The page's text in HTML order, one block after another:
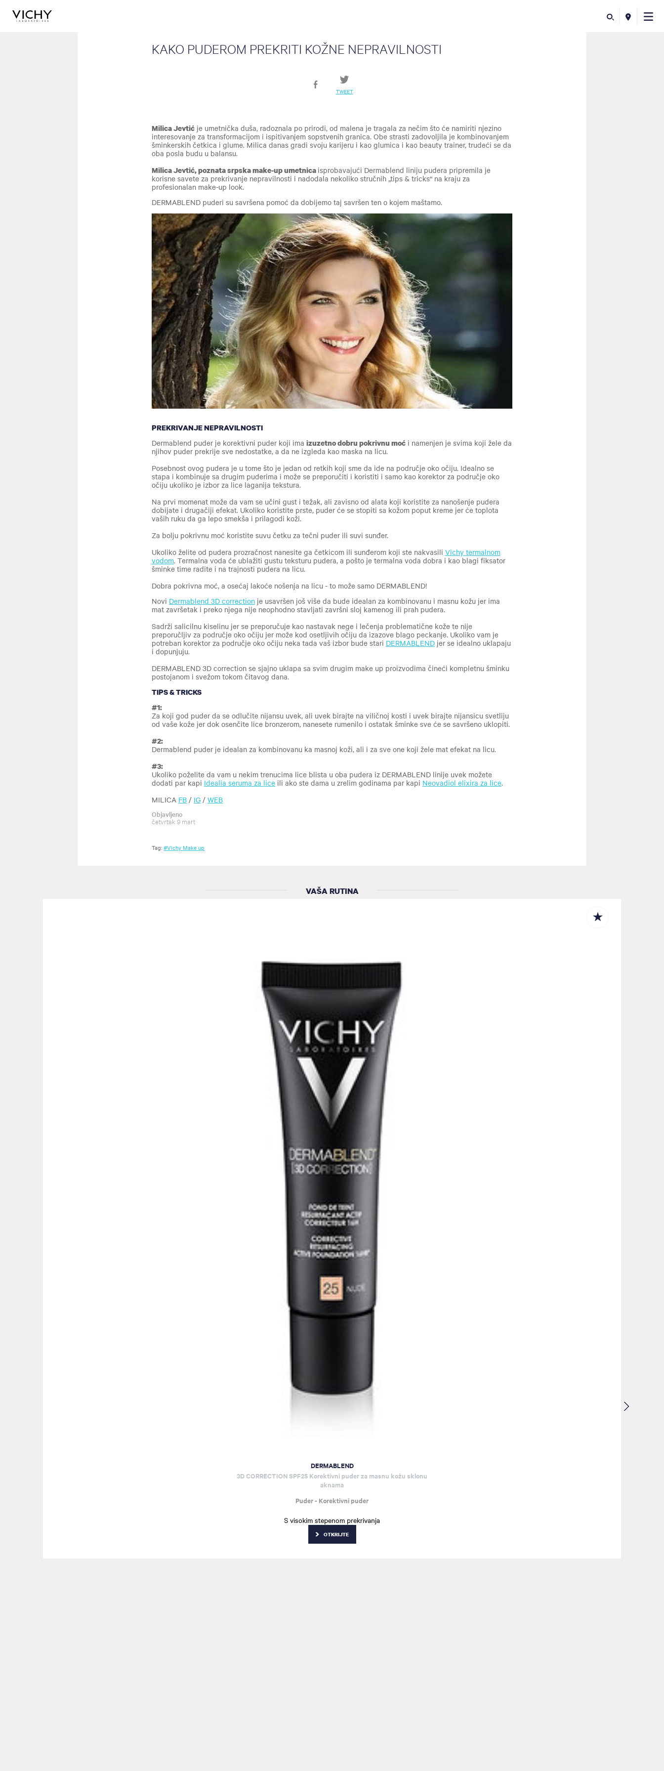
KAKO PUDEROM PREKRITI KOŽNE NEPRAVILNOSTI
TWEET
Milica Jevtić je umetnička duša, radoznala po prirodi, od malena je tragala za nečim što će namiriti njezino
interesovanje za transformacijom i ispitivanjem sopstvenih granica. Obe strasti zadovoljila je kombinovanjem
šminkerskih četkica i glume. Milica danas gradi svoju karijeru i kao glumica i kao beauty trainer, trudeći se da
oba posla budu u balansu.
Milica Jevtić, poznata srpska make-up umetnica isprobavajući Dermablend liniju pudera pripremila je
korisne savete za prekrivanje nepravilnosti i nadodala nekoliko stručnih „tips & tricks“ na kraju za
profesionalan make-up look.
DERMABLEND puderi su savršena pomoć da dobijemo taj savršen ten o kojem maštamo.
44 Milica Jevtić
PREKRIVANJE NEPRAVILNOSTI
Dermablend puder je korektivni puder koji ima izuzetno dobru pokrivnu moć i namenjen je svima koji žele da
njihov puder prekrije sve nedostatke, a da ne izgleda kao maska na licu.
Posebnost ovog pudera je u tome što je jedan od retkih koji sme da ide na područje oko očiju. Idealno se
stapa i kombinuje sa drugim puderima i može se preporučiti i koristiti i samo kao korektor za područje oko
očiju ukoliko je izbor za lice laganija tekstura.
Na prvi momenat može da vam se učini gust i težak, ali zavisno od alata koji koristite za nanošenje pudera
dobijate i drugačiji efekat. Ukoliko koristite prste, puder će se stopiti sa kožom poput kreme jer će toplota
vaših ruku da ga lepo smekša i prilagodi koži.
Za bolju pokrivnu moć koristite suvu četku za tečni puder ili suvi sunđer.
Ukoliko želite od pudera prozračnost nanesite ga četkicom ili sunđerom koji ste nakvasili Vichy termalnom
vodom. Termalna voda će ublažiti gustu teksturu pudera, a pošto je termalna voda dobra i kao blagi fiksator
šminke time radite i na trajnosti pudera na licu.
Dobra pokrivna moć, a osećaj lakoće nošenja na licu - to može samo DERMABLEND!
Novi Dermablend 3D correction je usavršen još više da bude idealan za kombinovanu i masnu kožu jer ima
mat završetak i preko njega nije neophodno stavljati završni sloj kamenog ili prah pudera.
Sadrži salicilnu kiselinu jer se preporučuje kao nastavak nege i lečenja problematične kože te nije
preporučljiv za područje oko očiju jer može kod osetljivih očiju da izazove blago peckanje. Ukoliko vam je
potreban korektor za područje oko očiju neka tada vaš izbor bude stari DERMABLEND jer se idealno uklapaju
i dopunjuju.
DERMABLEND 3D correction se sjajno uklapa sa svim drugim make up proizvodima čineći kompletnu šminku
postojanom i svežom tokom čitavog dana.
TIPS & TRICKS
#1:
Za koji god puder da se odlučite nijansu uvek, ali uvek birajte na viličnoj kosti i uvek birajte nijansicu svetliju
od vaše kože jer dok osenčite lice bronzerom, nanesete rumenilo i ostatak šminke sve će se savršeno uklopiti.
#2:
Dermablend puder je idealan za kombinovanu ka masnoj koži, ali i za sve one koji žele mat efekat na licu.
#3:
Ukoliko poželite da vam u nekim trenucima lice blista u oba pudera iz DERMABLEND linije uvek možete
dodati par kapi Idealia seruma za lice ili ako ste dama u zrelim godinama par kapi Neovadiol elixira za lice.
MILICA FB / IG / WEB
Objavljeno
četvrtak 9 mart
Tag:#Vichy Make up
VAŠA RUTINA
DERMABLEND
3D CORRECTION SPF25 Korektivni puder za masnu kožu sklonu
aknama
Puder - Korektivni puder
S visokim stepenom prekrivanja
OTKRIJTE